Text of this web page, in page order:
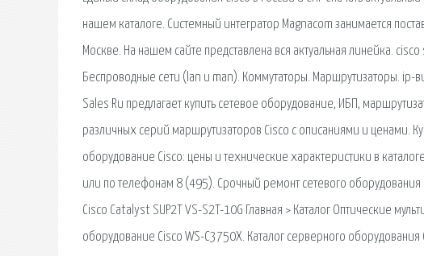
нашем каталоге. Системный интегратор Magnacom занимается
Москве. На нашем сайте представлена вся актуальная линейка.
Беспроводные сети (lan и man). Коммутаторы. Маршрутизаторы.
Sales Ru предлагает купить сетевое оборудование, ИБП,
различных серий маршрутизаторов Cisco с описаниями и ценами.
оборудование Cisco: цены и технические характеристики в
или по телефонам 8 (495). Срочный ремонт сетевого
Cisco Catalyst SUP2T VS-S2T-10G Главная > Каталог Оптические
оборудование Cisco WS-C3750X. Каталог серверного